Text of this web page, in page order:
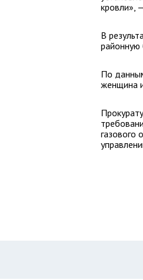
кровли»,
В
районную
По
женщина
газового